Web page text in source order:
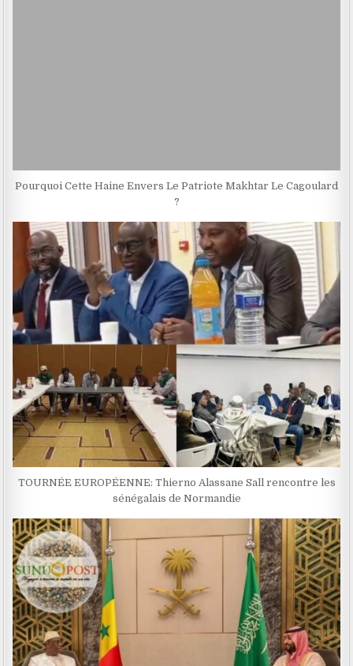
Pourquoi Cette Haine Envers Le Patriote Makhtar Le Cagoulard
?
TOURNÉE EUROPÉENNE: Thierno Alassane Sall rencontre les
sénégalais de Normandie